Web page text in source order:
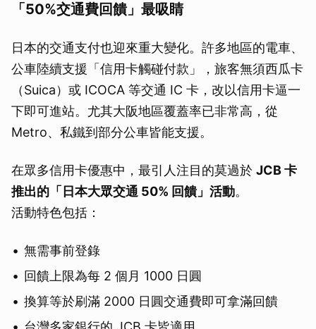
「50%交通費回饋」最吸睛
日本的交通支付也迎來重大變化。許多地區的電車、
公車陸續支援「信用卡觸碰付款」，旅客無須西瓜卡
（Suica）或 ICOCA 等交通 IC 卡，改以信用卡逼一
下即可進站。尤其大阪地區覆蓋率已非常高，從
Metro、私鐵到部分公車皆能支援。
在眾多信用卡優惠中，最引人注目的莫過於 JCB 卡
推出的「日本大眾交通 50% 回饋」活動。
活動特色包括：
無需事前登錄
回饋上限為每 2 個月 1000 日圓
換算等於刷滿 2000 日圓交通費即可拿滿回饋